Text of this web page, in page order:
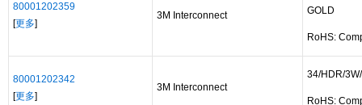
80001202359
[更多]
3M Interconnect
GOLD
RoHS:
80001202342
[更多]
3M Interconnect
34/HDR/
RoHS: